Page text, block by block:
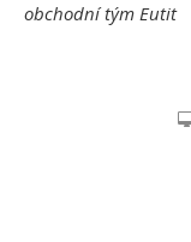
obchodní tým Eutit